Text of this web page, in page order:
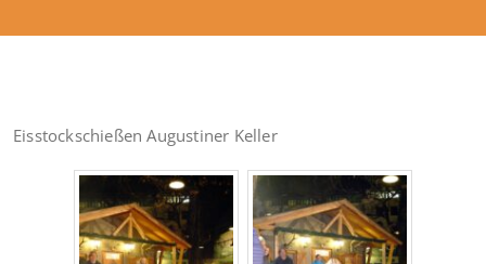
Eisstockschießen Augustiner Keller